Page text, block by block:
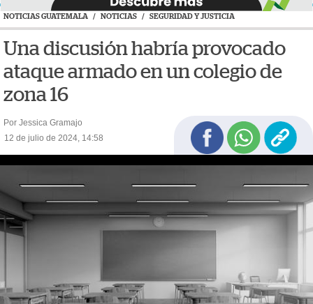
NOTICIAS GUATEMALA / NOTICIAS / SEGURIDAD Y JUSTICIA
Una discusión habría provocado
ataque armado en un colegio de
zona 16
Por Jessica Gramajo
12 de julio de 2024, 14:58